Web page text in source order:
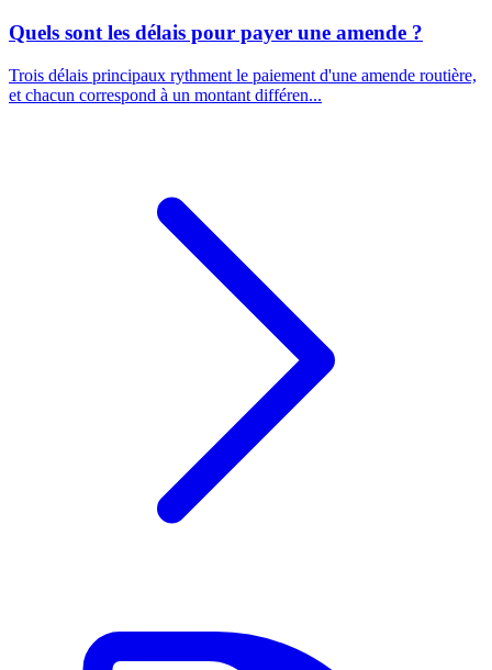
Quels sont les délais pour payer une amende ?
Trois délais principaux rythment le paiement d'une amende routière,
et chacun correspond à un montant différen...